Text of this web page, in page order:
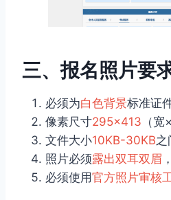
三、报名照片要
必须为白色背景标准证
像素尺寸295×413 （宽
文件大小10KB-30KB之
照片必须露出双耳双眉
必须使用官方照片审核